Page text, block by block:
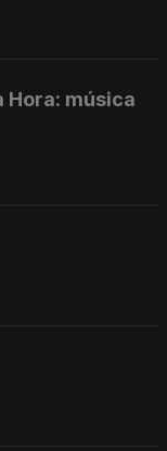
Hora: música